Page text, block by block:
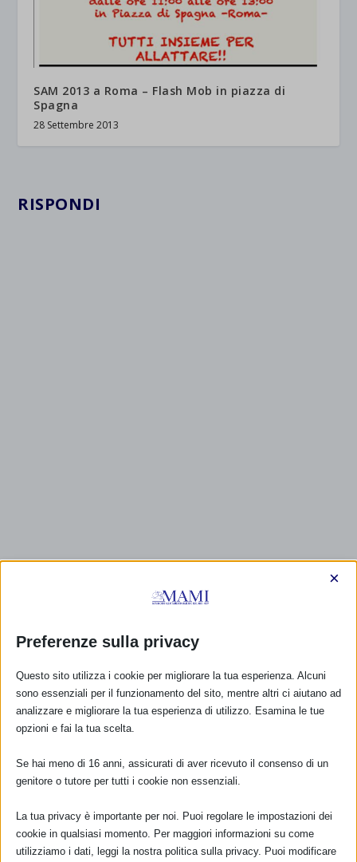
SAM 2013 a Roma – Flash Mob in piazza di
Spagna
28 Settembre 2013
RISPONDI
Preferenze sulla privacy
×
Questo sito utilizza i cookie per migliorare la tua esperienza. Alcuni
sono essenziali per il funzionamento del sito, mentre altri ci aiutano ad
analizzare e migliorare la tua esperienza di utilizzo. Esamina le tue
opzioni e fai la tua scelta.
Se hai meno di 16 anni, assicurati di aver ricevuto il consenso di un
genitore o tutore per tutti i cookie non essenziali.
La tua privacy è importante per noi. Puoi regolare le impostazioni dei
cookie in qualsiasi momento. Per maggiori informazioni su come
utilizziamo i dati, leggi la nostra politica sulla privacy. Puoi modificare